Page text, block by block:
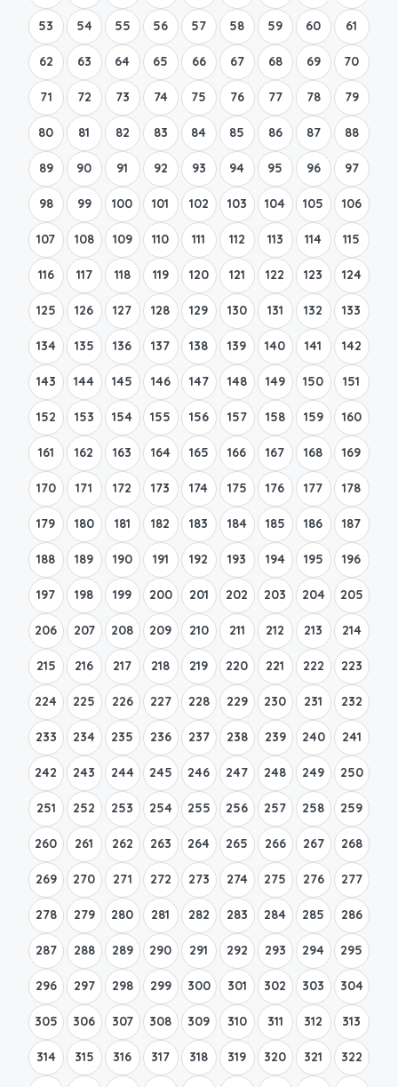
53 54 55 56 57 58 59 60 61
62 63 64 65 66 67 68 69 70
71 72 73 74 75 76 77 78 79
80 81 82 83 84 85 86 87 88
89 90 91 92 93 94 95 96 97
98 99 100 101 102 103 104 105 106
107 108 109 110 111 112 113 114 115
116 117 118 119 120 121 122 123 124
125 126 127 128 129 130 131 132 133
134 135 136 137 138 139 140 141 142
143 144 145 146 147 148 149 150 151
152 153 154 155 156 157 158 159 160
161 162 163 164 165 166 167 168 169
170 171 172 173 174 175 176 177 178
179 180 181 182 183 184 185 186 187
188 189 190 191 192 193 194 195 196
197 198 199 200 201 202 203 204 205
206 207 208 209 210 211 212 213 214
215 216 217 218 219 220 221 222 223
224 225 226 227 228 229 230 231 232
233 234 235 236 237 238 239 240 241
242 243 244 245 246 247 248 249 250
251 252 253 254 255 256 257 258 259
260 261 262 263 264 265 266 267 268
269 270 271 272 273 274 275 276 277
278 279 280 281 282 283 284 285 286
287 288 289 290 291 292 293 294 295
296 297 298 299 300 301 302 303 304
305 306 307 308 309 310 311 312 313
314 315 316 317 318 319 320 321 322